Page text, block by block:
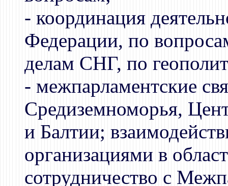
- координация
Федерации, по
делам СНГ, по
- межпарламентские
Средиземноморья,
и Балтии;
организациями в
сотрудничество с